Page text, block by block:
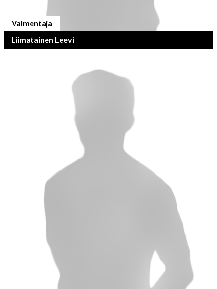
Valmentaja
Liimatainen Leevi